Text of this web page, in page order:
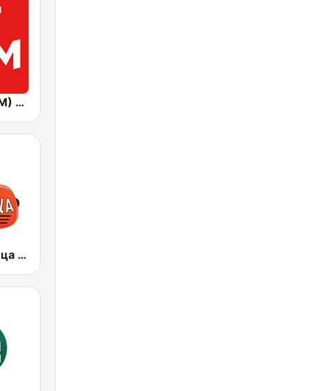
Хіт FM (Hit FM) - Top
Радио Пятница (Pyatnica)